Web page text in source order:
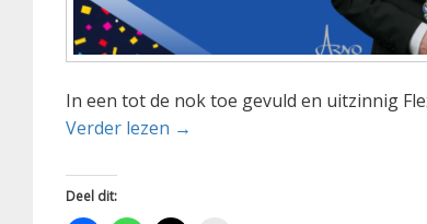
In een tot de nok toe gevuld en uitzinnig
Verder lezen Prins Tim I nieuwe heerser
→
Deel dit: